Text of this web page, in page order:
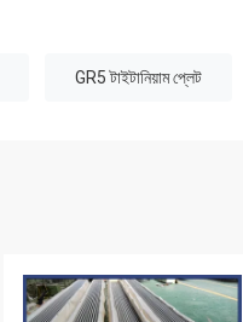
GR5 টাইটানিয়াম প্লেট